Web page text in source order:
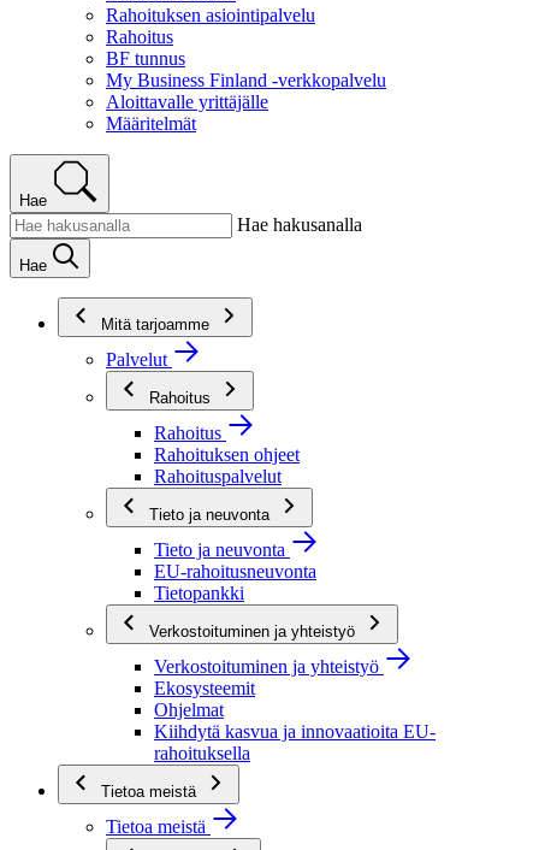
Rahoituksen asiointipalvelu
Rahoitus
BF tunnus
My Business Finland -verkkopalvelu
Aloittavalle yrittäjälle
Määritelmät
Hae
Hae hakusanalla
Hae
Mitä tarjoamme
Palvelut
Rahoitus
Rahoitus
Rahoituksen ohjeet
Rahoituspalvelut
Tieto ja neuvonta
Tieto ja neuvonta
EU-rahoitusneuvonta
Tietopankki
Verkostoituminen ja yhteistyö
Verkostoituminen ja yhteistyö
Ekosysteemit
Ohjelmat
Kiihdytä kasvua ja innovaatioita EU-
rahoituksella
Tietoa meistä
Tietoa meistä